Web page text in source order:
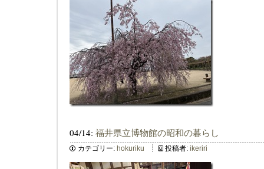
04/14: 福井県立博物館の昭和の暮らし
カテゴリー: hokuriku 投稿者: ikeriri